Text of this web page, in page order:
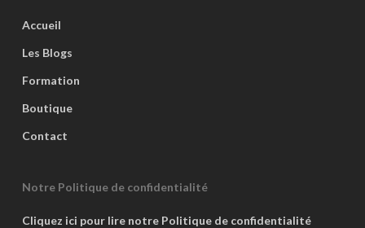
Accueil
Les Blogs
Formation
Boutique
Contact
Notre Politique de confidentialité
Cliquez ici pour lire notre Politique de confidentialité